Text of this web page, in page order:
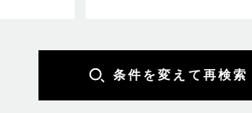
条件を変えて再検索